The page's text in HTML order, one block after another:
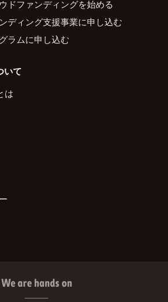
ドファンディングを始める
ディング支援事業に申し込む
ラムに申し込む
いて
は
We are hands on